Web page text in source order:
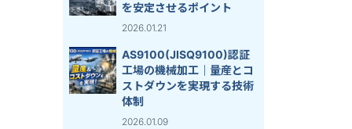
を安定させるポイント
2026.01.21
AS9100(JISQ9100)認証
工場の機械加工｜量産とコ
ストダウンを実現する技術
体制
2026.01.09